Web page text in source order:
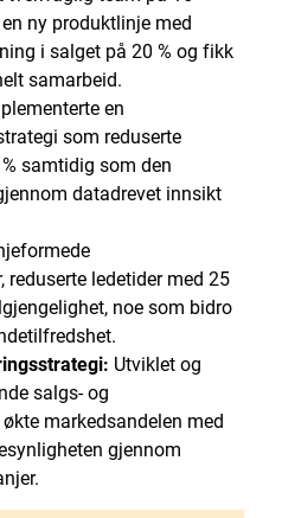
ny produktlinje med
i salget på 20 % og fikk
samarbeid.
en
som reduserte
samtidig som den
datadrevet innsikt
ledetider med 25
noe som bidro
Utviklet og
salgs- og
markedsandelen med
gjennom